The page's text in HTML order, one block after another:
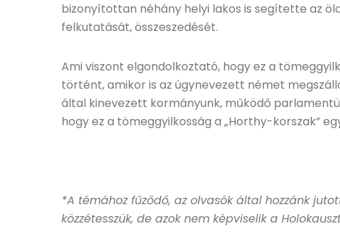
bizonyítottan néhány helyi lakos is segítette az
felkutatását, összeszedését.
Ami viszont elgondolkoztató, hogy ez a
történt, amikor is az úgynevezett német
által kinevezett kormányunk, működő
hogy ez a tömeggyilkosság a „Horthy-korszak”
*A témához fűződő, az olvasók által hozzánk
közzétesszük, de azok nem képviselik a